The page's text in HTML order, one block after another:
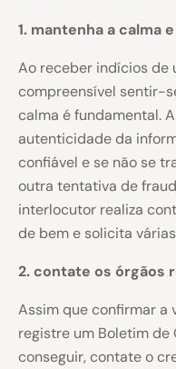
1. mantenha a calma
Ao receber indícios de
compreensível sentir-
calma é fundamental.
autenticidade da
confiável e se não se
outra tentativa de
interlocutor realiza
de bem e solicita
2. contate os órgãos
Assim que confirmar a
registre um Boletim de
conseguir, contate o